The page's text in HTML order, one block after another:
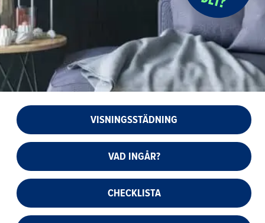
VISNINGSSTÄDNING
VAD INGÅR?
CHECKLISTA